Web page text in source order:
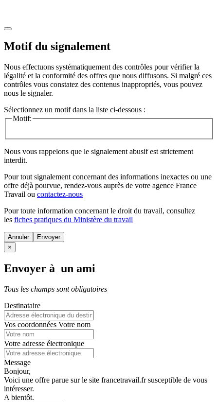
Motif du signalement
Nous effectuons systématiquement des contrôles pour vérifier la
légalité et la conformité des offres que nous diffusons. Si malgré ces
contrôles vous constatez des contenus inappropriés, vous pouvez
nous le signaler.
Sélectionnez un motif dans la liste ci-dessous :
Motif:
Nous vous rappelons que le signalement abusif est strictement
interdit.
Pour tout signalement concernant des informations inexactes ou une
offre déjà pourvue, rendez-vous auprès de votre agence France
Travail ou contactez-nous
Pour toute information concernant le droit du travail, consultez
les fiches pratiques du Ministère du travail
Annuler
×
Envoyer à un ami
Tous les champs sont obligatoires
Destinataire
Vos coordonnées Votre nom
Votre adresse électronique
Message
Bonjour,
Voici une offre parue sur le site francetravail.fr susceptible de vous
intéresser.
A bientôt.